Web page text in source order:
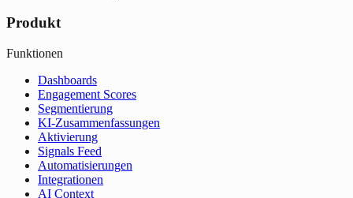
Produkt
Funktionen
Dashboards
Engagement Scores
Segmentierung
KI-Zusammenfassungen
Aktivierung
Signals Feed
Automatisierungen
Integrationen
AI Context